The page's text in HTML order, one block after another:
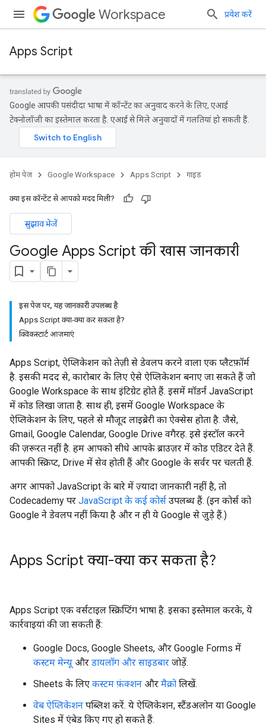
Workspace प्रवेश करें
Apps Script
Google आपकी पसंदीदा भाषा में कॉन्टेंट का अनुवाद करने के लिए, एआई
टेक्नोलॉजी का इस्तेमाल करता है. एआई से मिले अनुवादों में गलतियां हो सकती हैं.
होम पेज Google Workspace Apps Script गाइड
क्या इस कॉन्टेंट से आपको मदद मिली?
सुझाव भेजें
Google Apps Script की खास जानकारी
इस पेज पर, यह जानकारी उपलब्ध है
Apps Script क्या-क्या कर सकता है?
क्विकस्टार्ट आज़माएं
Apps Script, ऐप्लिकेशन को तेज़ी से डेवलप करने वाला एक प्लैटफ़ॉर्म
है. इसकी मदद से, कारोबार के लिए ऐसे ऐप्लिकेशन बनाए जा सकते हैं जो
Google Workspace के साथ इंटिग्रेट होते हैं. इसमें मॉडर्न JavaScript
में कोड लिखा जाता है. साथ ही, इसमें Google Workspace के
ऐप्लिकेशन के लिए, पहले से मौजूद लाइब्रेरी का ऐक्सेस होता है. जैसे,
Gmail, Google Calendar, Google Drive वगैरह. इसे इंस्टॉल करने
की ज़रूरत नहीं है. हम आपको सीधे आपके ब्राउज़र में कोड एडिटर देते हैं.
आपकी स्क्रिप्ट, Drive में सेव होती हैं और Google के सर्वर पर चलती हैं.
अगर आपको JavaScript के बारे में ज़्यादा जानकारी नहीं है, तो
Codecademy पर JavaScript के कई कोर्स उपलब्ध हैं. (इन कोर्स को
Google ने डेवलप नहीं किया है और न ही ये Google से जुड़े हैं.)
Apps Script क्या-क्या कर सकता है?
Apps Script एक वर्सटाइल स्क्रिप्टिंग भाषा है. इसका इस्तेमाल करके, ये
कार्रवाइयां की जा सकती हैं:
Google Docs, Google Sheets, और Google Forms में
कस्टम मेन्यू और डायलॉग और साइडबार जोड़ें.
Sheets के लिए कस्टम फ़ंक्शन और मैक्रो लिखें.
वेब ऐप्लिकेशन पब्लिश करें. ये ऐप्लिकेशन, स्टैंडअलोन या Google
Sites में एंबेड किए गए हो सकते हैं.